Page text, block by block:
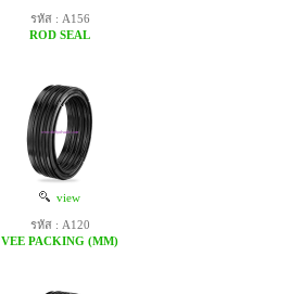
รหัส : A156
ROD SEAL
view
รหัส : A120
VEE PACKING (MM)